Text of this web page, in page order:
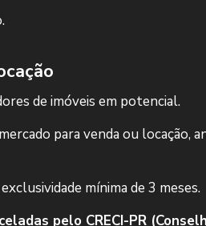
de imóveis em potencial.
para venda ou locação,
mínima de 3 meses.
pelo CRECI-PR